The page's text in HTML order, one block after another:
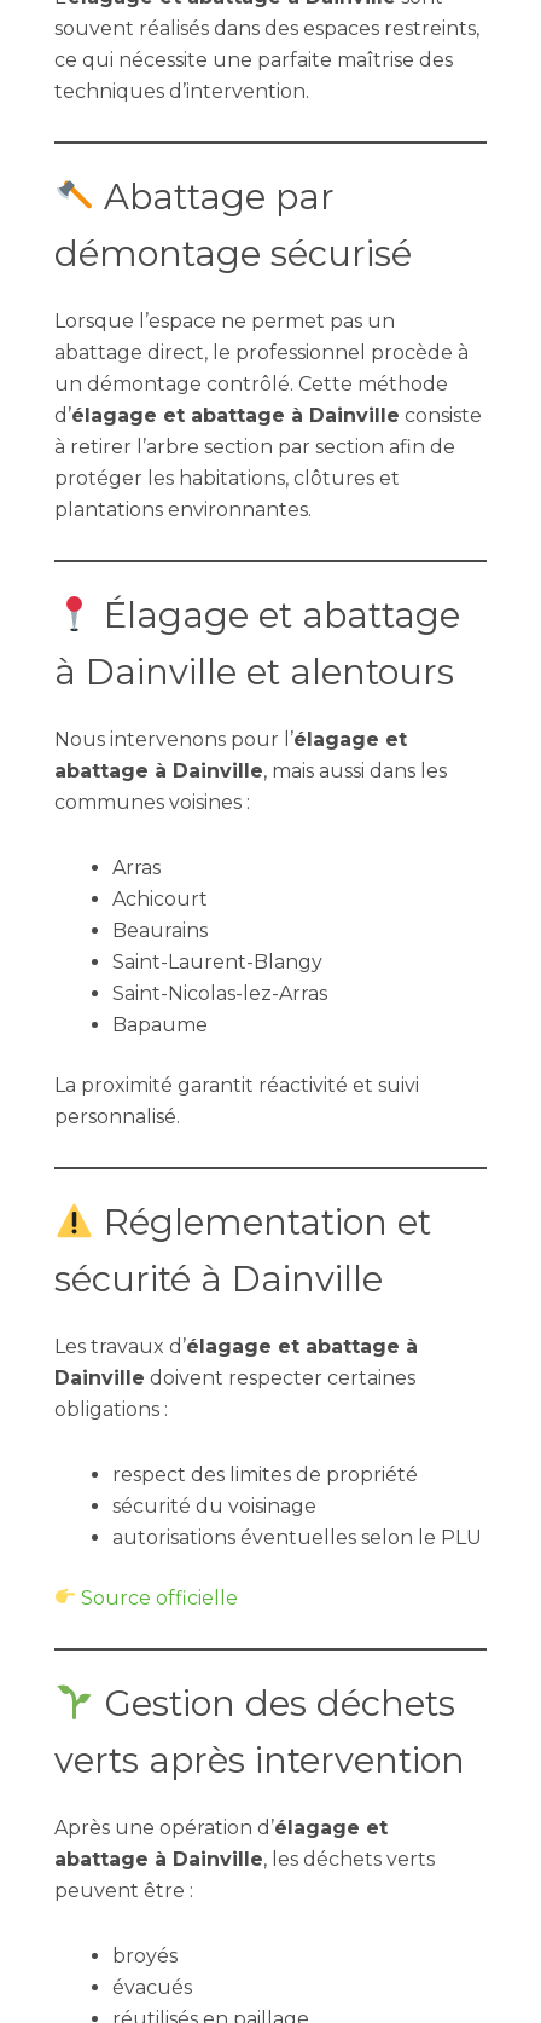
souvent réalisés dans des espaces restreints,
ce qui nécessite une parfaite maîtrise des
techniques d’intervention.
Abattage par
démontage sécurisé
Lorsque l’espace ne permet pas un
abattage direct, le professionnel procède à
un démontage contrôlé. Cette méthode
d’élagage et abattage à Dainville consiste
à retirer l’arbre section par section afin de
protéger les habitations, clôtures et
plantations environnantes.
Élagage et abattage
à Dainville et alentours
Nous intervenons pour l’élagage et
abattage à Dainville, mais aussi dans les
communes voisines :
Arras
Achicourt
Beaurains
Saint-Laurent-Blangy
Saint-Nicolas-lez-Arras
Bapaume
La proximité garantit réactivité et suivi
personnalisé.
Réglementation et
sécurité à Dainville
Les travaux d’élagage et abattage à
Dainville doivent respecter certaines
obligations :
respect des limites de propriété
sécurité du voisinage
autorisations éventuelles selon le PLU
Source officielle
Gestion des déchets
verts après intervention
Après une opération d’élagage et
abattage à Dainville, les déchets verts
peuvent être :
broyés
évacués